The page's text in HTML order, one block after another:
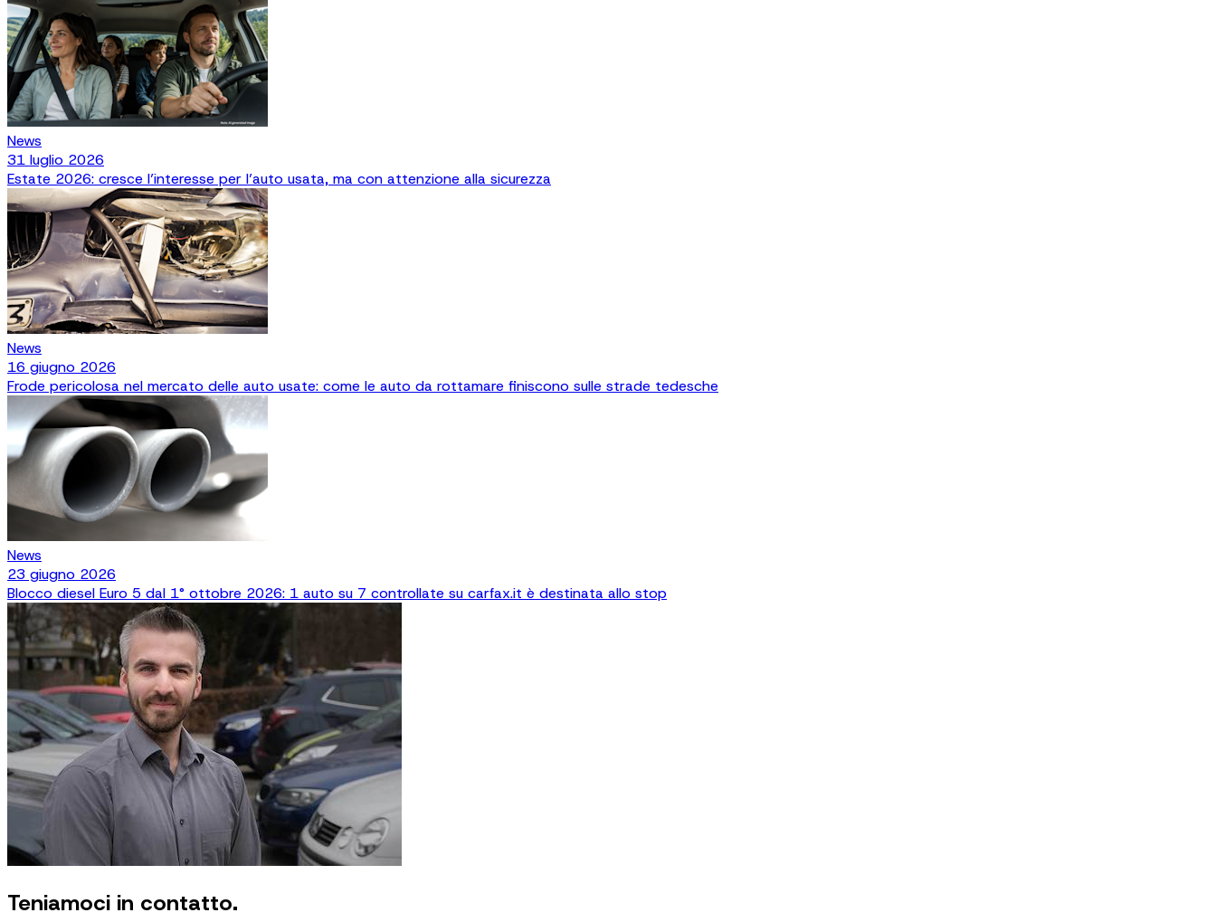
News
31 luglio 2026
Estate 2026: cresce l’interesse per l’auto usata, ma con attenzione alla sicurezza
News
16 giugno 2026
Frode pericolosa nel mercato delle auto usate: come le auto da rottamare finiscono sulle strade tedesche
News
23 giugno 2026
Blocco diesel Euro 5 dal 1° ottobre 2026: 1 auto su 7 controllate su carfax.it è destinata allo stop
Teniamoci in contatto.